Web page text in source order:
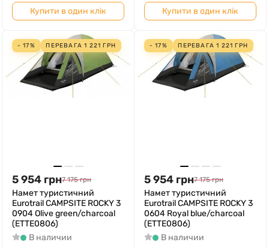
Купити в один клік Купити в один клік
- 17% ПЕРЕВАГА1 221 ГРН
5 954 грн7 175 грн
Намет туристичний
Eurotrail CAMPSITE ROCKY 3
0904 Olive green/charcoal
(ETTE0806)
В наличии
- 17% ПЕРЕВАГА1 221 ГРН
5 954 грн7 175 грн
Намет туристичний
Eurotrail CAMPSITE ROCKY 3
0604 Royal blue/charcoal
(ETTE0806)
В наличии